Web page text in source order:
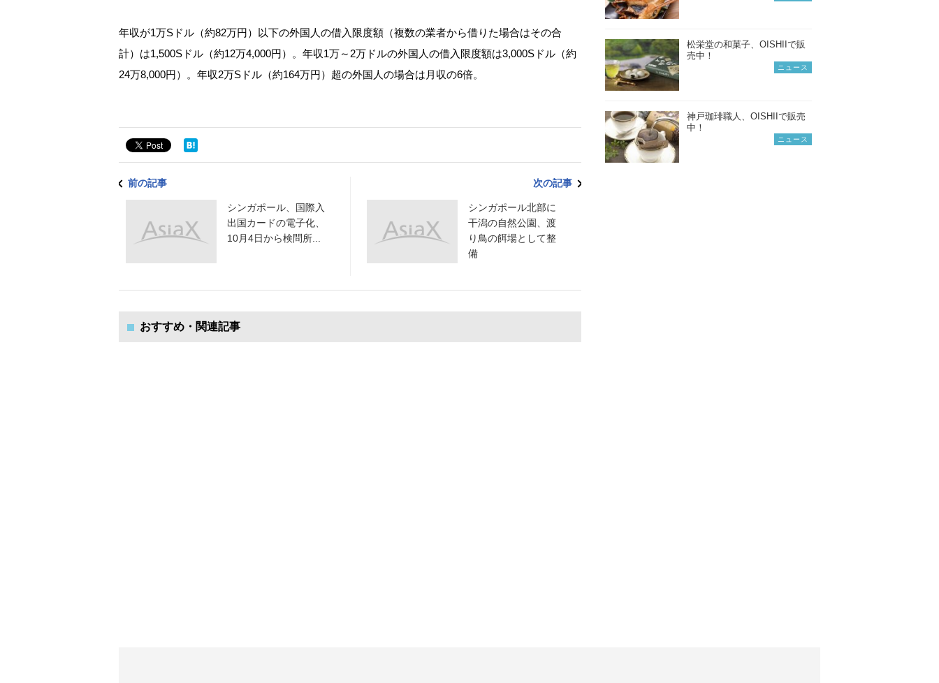
年収が1万Sドル（約82万円）以下の外国人の借入限度額（複数の業者から借りた場合はその合
計）は1,500Sドル（約12万4,000円）。年収1万～2万ドルの外国人の借入限度額は3,000Sドル（約
24万8,000円）。年収2万Sドル（約164万円）超の外国人の場合は月収の6倍。
前の記事
シンガポール、国際入
出国カードの電子化、
10月4日から検問所...
次の記事
シンガポール北部に
干潟の自然公園、渡
り鳥の餌場として整
備
おすすめ・関連記事
松栄堂の和菓子、OISHIIで販
売中！
ニュース
神戸珈琲職人、OISHIIで販売
中！
ニュース